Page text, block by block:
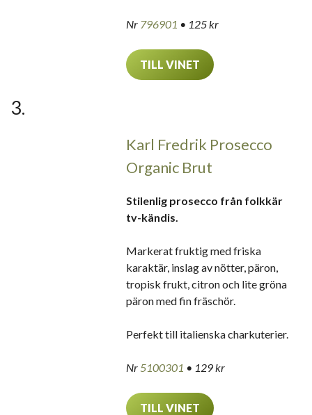
Nr 796901 • 125 kr
TILL VINET
3.
Karl Fredrik Prosecco
Organic Brut
Stilenlig prosecco från folkkär
tv-kändis.
Markerat fruktig med friska
karaktär, inslag av nötter, päron,
tropisk frukt, citron och lite gröna
päron med fin fräschör.
Perfekt till italienska charkuterier.
Nr5100301 • 129 kr
TILL VINET